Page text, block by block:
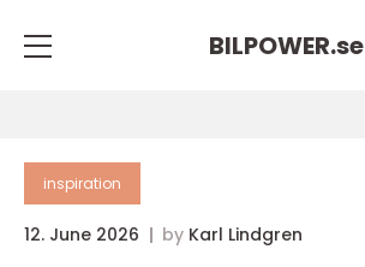
BILPOWER.se
inspiration
12. June 2026 by Karl Lindgren